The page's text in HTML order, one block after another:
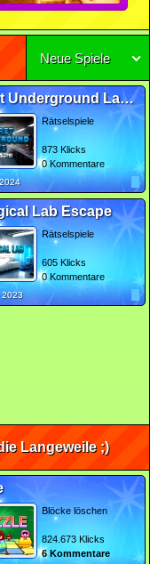
Neue Spiele
Secret Underground Lab Escape
Rätselspiele
873 Klicks
0 Kommentare
Lab Escape
Rätselspiele
605 Klicks
0 Kommentare
2023
Langeweile ;)
Blöcke löschen
824.673 Klicks
6 Kommentare